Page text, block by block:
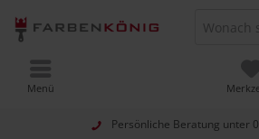
Persönliche Beratung unter
Menü